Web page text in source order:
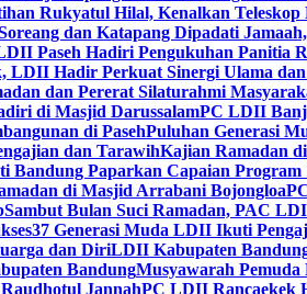
Rukyatul Hilal, Kenalkan
dan Katapang Dipadati
Paseh Hadiri Pengukuhan Panitia
LDII Hadir Perkuat Sinergi Ulama
dan Pererat Silaturahmi
di Masjid DarussalamPC LDII
di PasehPuluhan Generasi
dan TarawihKajian Ramadan
Paparkan Capaian Program
di Masjid Arrabani Bojongloa
Sambut Bulan Suci Ramadan, PAC
37 Generasi Muda LDII Ikuti
dan DiriLDII Kabupaten
BandungMusyawarah
JannahPC LDII Rancaekek